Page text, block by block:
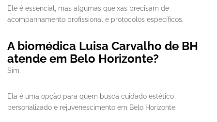
Ele é essencial, mas algumas queixas precisam de
acompanhamento profissional e protocolos específicos.
A biomédica Luisa Carvalho de BH
atende em Belo Horizonte?
Sim.
Ela é uma opção para quem busca cuidado estético
personalizado e rejuvenescimento em Belo Horizonte.